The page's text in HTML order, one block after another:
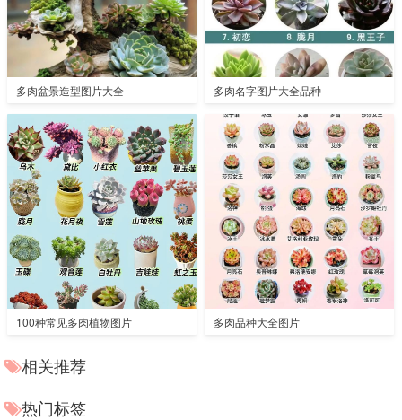
多肉盆景造型图片大全 多肉名字图片大全品种
100种常见多肉植物图片 多肉品种大全图片
相关推荐
热门标签